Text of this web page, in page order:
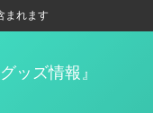
まれます
ッズ情報』